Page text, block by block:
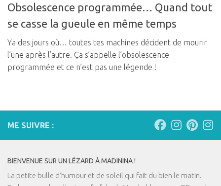
Obsolescence programmée… Quand tout
se casse la gueule en même temps
Ya des jours où… toutes tes machines décident de mourir
l’une après l’autre. Ça s’appelle l’obsolescence
programmée et ce n’est pas une légende !
ME SUIVRE :
BIENVENUE SUR UN LÉZARD À MADININA !
La petite bulle d’humour et de soleil qui fait du bien le matin.